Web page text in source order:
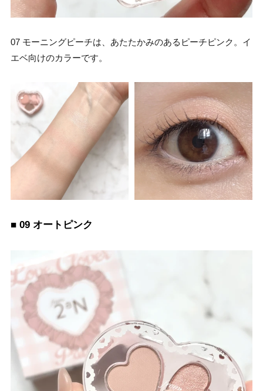
07 モーニングピーチは、あたたかみのあるピーチピンク。イ
エベ向けのカラーです。
■ 09 オートピンク